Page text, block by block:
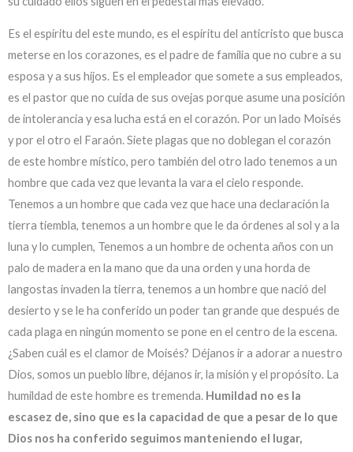
Es el espíritu del este mundo, es el espíritu del anticristo que busca
meterse en los corazones, es el padre de familia que no cubre a su
esposa y a sus hijos. Es el empleador que somete a sus empleados,
es el pastor que no cuida de sus ovejas porque asume una posición
de intolerancia y esa lucha está en el corazón. Por un lado Moisés
y por el otro el Faraón. Siete plagas que no doblegan el corazón
de este hombre místico, pero también del otro lado tenemos a un
hombre que cada vez que levanta la vara el cielo responde.
Tenemos a un hombre que cada vez que hace una declaración la
tierra tiembla, tenemos a un hombre que le da órdenes al sol y a la
luna y lo cumplen, Tenemos a un hombre de ochenta años con un
palo de madera en la mano que da una orden y una horda de
langostas invaden la tierra, tenemos a un hombre que nació del
desierto y se le ha conferido un poder tan grande que después de
cada plaga en ningún momento se pone en el centro de la escena.
¿Saben cuál es el clamor de Moisés? Déjanos ir a adorar a nuestro
Dios, somos un pueblo libre, déjanos ir, la misión y el propósito. La
humildad de este hombre es tremenda. Humildad no es la
escasez de, sino que es la capacidad de que a pesar de lo que
Dios nos ha conferido seguimos manteniendo el lugar,